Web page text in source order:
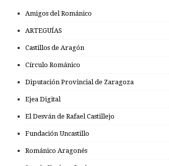
Amigos del Románico
ARTEGUÍAS
Castillos de Aragón
Círculo Románico
Diputación Provincial de Zaragoza
Ejea Digital
El Desván de Rafael Castillejo
Fundación Uncastillo
Románico Aragonés